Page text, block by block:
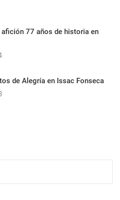
afición 77 años de historia en
de Alegrí­a en Issac Fonseca